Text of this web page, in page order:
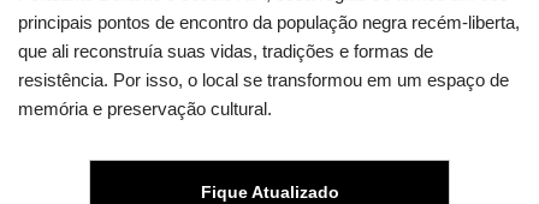
principais pontos de encontro da população negra recém-liberta,
que ali reconstruía suas vidas, tradições e formas de
resistência. Por isso, o local se transformou em um espaço de
memória e preservação cultural.
Fique Atualizado